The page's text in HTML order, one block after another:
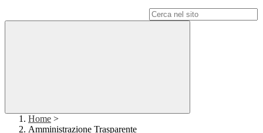
Home >
Amministrazione Trasparente